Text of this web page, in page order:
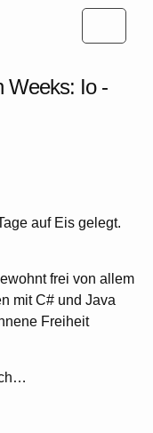
Weeks: Io -
auf Eis gelegt.
frei von allem
mit C# und Java
Freiheit